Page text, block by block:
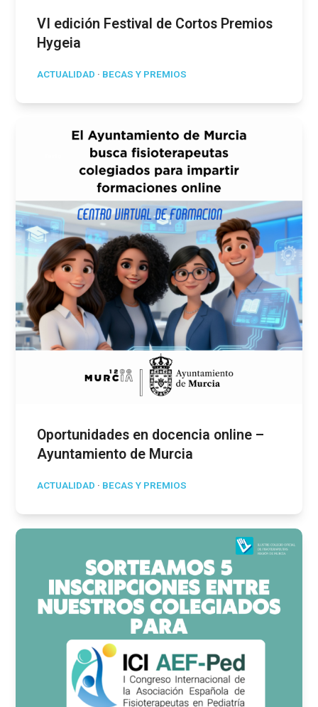
VI edición Festival de Cortos Premios
Hygeia
ACTUALIDAD · BECAS Y PREMIOS
Oportunidades en docencia online –
Ayuntamiento de Murcia
ACTUALIDAD · BECAS Y PREMIOS